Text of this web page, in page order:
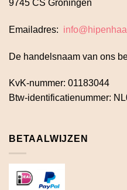
9745 CS Groningen
Emailadres:
De handelsnaam van ons
KvK-nummer: 01183044
Btw-identificatienummer:
BETAALWIJZEN